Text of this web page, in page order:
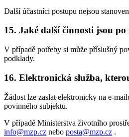
Další účastníci postupu nejsou
15. Jaké další činnosti jsou
V případě potřeby si může příslušný
podklady.
16. Elektronická služba,
Žádost lze zaslat elektronicky na e-
povinného subjektu.
V případě Ministerstva životního
info@mzp.cz nebo posta@mzp.cz .